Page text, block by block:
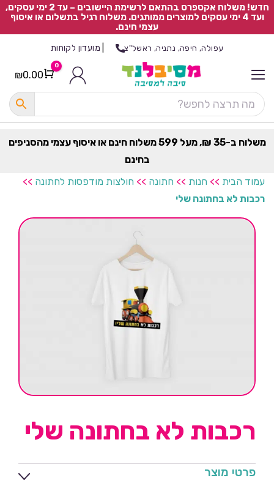
חדש! משלוח אקספרס בהתאם לרשימת היישובים – עד 2 ימי עסקים,
ועד 4 ימי עסקים למוצרים ממותגים. משלוח רגיל בתשלום או איסוף
עצמי חינם.
עפולה, חיפה, נתניה, ראשל"צ מועדון לקוחות
Cart
0
₪0.00
משלוח ב-35 ₪, מעל 599 משלוח חינם או איסוף עצמי מהסניפים
בחינם
עמוד הבית >> חנות >> חתונה >> חולצות מודפסות לחתונה >>
רכבות לא בחתונה שלי
רכבות לא בחתונה שלי
פרטי מוצר